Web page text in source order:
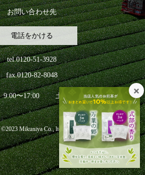
お問い合わせ先
電話をかける
tel.0120-51-3928
fax.0120-82-8048
9:00〜17:00 土日祝日を除く
©2023 Mikuniya Co., ltd.